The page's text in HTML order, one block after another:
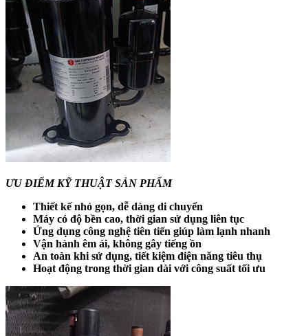
ƯU ĐIỂM KỸ THUẬT SẢN PHẨM
Thiết kế nhỏ gọn, dễ dàng di chuyển
Máy có độ bền cao, thời gian sử dụng liên tục
Ứng dụng công nghệ tiên tiến giúp làm lạnh nhanh
Vận hành êm ái, không gây tiếng ồn
An toàn khi sử dụng, tiết kiệm điện năng tiêu thụ
Hoạt động trong thời gian dài với công suất tối ưu